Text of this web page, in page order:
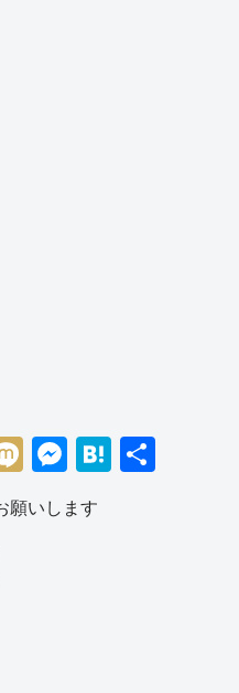
M
ixi
M
e
ss
H
願いします